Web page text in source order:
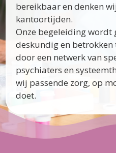
bereikbaar en denken
kantoortijden.
Onze begeleiding wordt
deskundig en
door een netwerk van
psychiaters en
wij passende zorg, op
doet.